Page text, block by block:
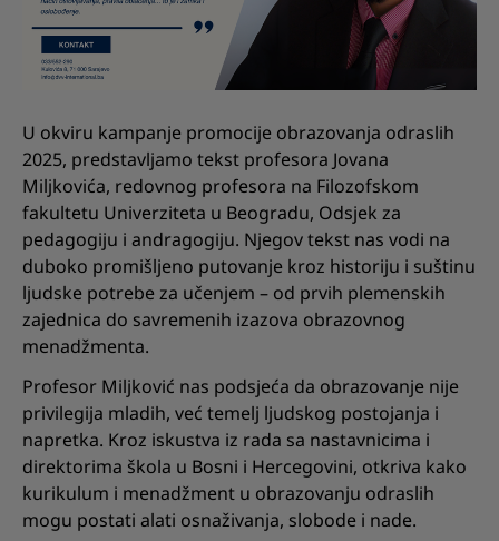
U okviru kampanje promocije obrazovanja odraslih
2025, predstavljamo tekst profesora Jovana
Miljkovića, redovnog profesora na Filozofskom
fakultetu Univerziteta u Beogradu, Odsjek za
pedagogiju i andragogiju. Njegov tekst nas vodi na
duboko promišljeno putovanje kroz historiju i suštinu
ljudske potrebe za učenjem – od prvih plemenskih
zajednica do savremenih izazova obrazovnog
menadžmenta.
Profesor Miljković nas podsjeća da obrazovanje nije
privilegija mladih, već temelj ljudskog postojanja i
napretka. Kroz iskustva iz rada sa nastavnicima i
direktorima škola u Bosni i Hercegovini, otkriva kako
kurikulum i menadžment u obrazovanju odraslih
mogu postati alati osnaživanja, slobode i nade.